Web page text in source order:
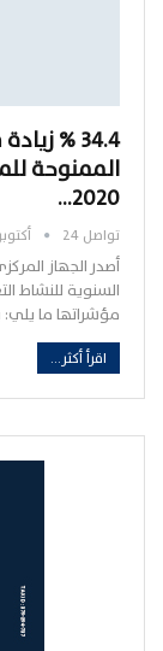
34.4 %
الممنوحة
2020…
تواصل 24 أكتوبر 9, 2022
أصدر الجهاز
مؤشراتها ما يلي:
اقرأ أكثر...